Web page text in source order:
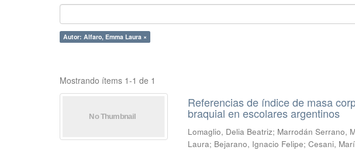
Autor: Alfaro, Emma Laura ×
Mostrando ítems 1-1 de 1
Referencias de índice de masa
braquial en escolares argentinos
Lomaglio, Delia Beatriz; Marrodán Serrano,
Laura; Bejarano, Ignacio Felipe;Cesani,